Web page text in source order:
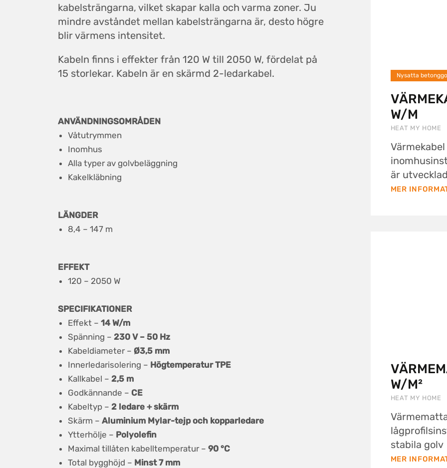
kabelsträngarna, vilket skapar kalla och varma zoner. Ju
mindre avståndet mellan kabelsträngarna är, desto högre
blir värmens intensitet.
Kabeln finns i effekter från 120 W till 2050 W, fördelat på
15 storlekar. Kabeln är en skärmd 2-ledarkabel.
ANVÄNDNINGSOMRÅDEN
Våtutrymmen
Inomhus
Alla typer av golvbeläggning
Kakelkläbning
LÄNGDER
8,4 – 147 m
EFFEKT
120 – 2050 W
SPECIFIKATIONER
Effekt – 14 W/m
Spänning – 230 V – 50 Hz
Kabeldiameter – Ø3,5 mm
Innerledarisolering – Högtemperatur TPE
Kallkabel – 2,5 m
Godkännande – CE
Kabeltyp – 2 ledare + skärm
Skärm – Aluminium Mylar-tejp och kopparledare
Ytterhölje – Polyolefin
Maximal tillåten kabelltemperatur – 90 °C
Total bygghöjd – Minst 7 mm
Nysatta
W/M
HEAT MY HOME
är
MER
W/M²
HEAT MY HOME
stabila
MER